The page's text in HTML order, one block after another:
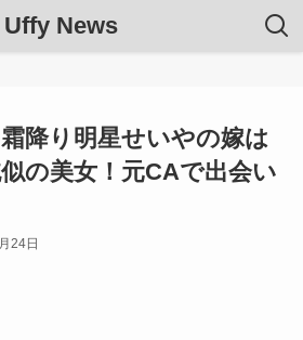
Uffy News
降り明星せいやの嫁は
の美女！元CAで出会い
24日